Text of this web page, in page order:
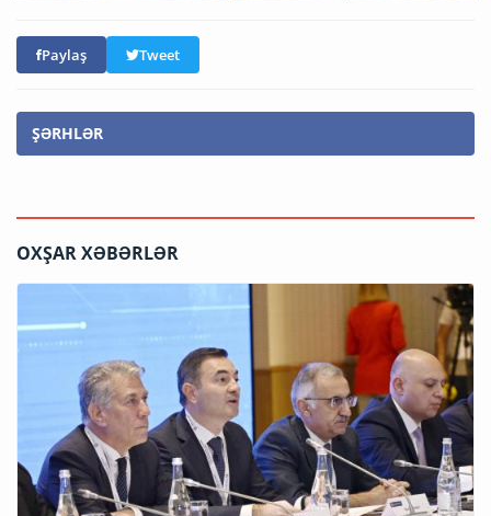
Paylaş Tweet
ŞƏRHLƏR
OXŞAR XƏBƏRLƏR